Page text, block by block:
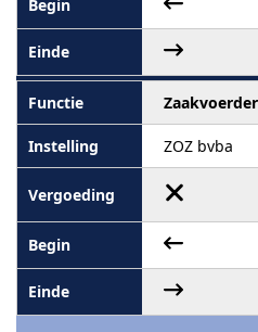
Zaakvoerder
ZOZ bvba